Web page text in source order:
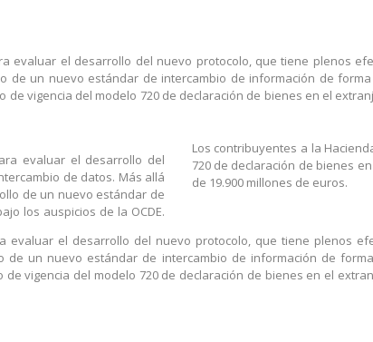
evaluar el desarrollo del nuevo protocolo, que tiene plenos
un nuevo estándar de intercambio de información de
vigencia del modelo 720 de declaración de bienes en el
evaluar el desarrollo del
de datos. Más allá
de un nuevo estándar de
los auspicios de la OCDE.
Los contribuyentes a la
720 de declaración de bienes
de 19.900 millones de euros.
evaluar el desarrollo del nuevo protocolo, que tiene plenos
un nuevo estándar de intercambio de información de
vigencia del modelo 720 de declaración de bienes en el